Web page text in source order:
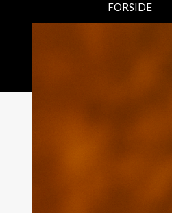
FORSIDE